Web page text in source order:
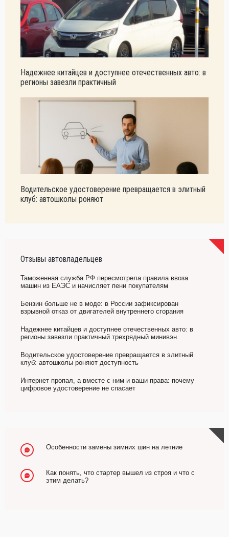
Надежнее китайцев и доступнее отечественных авто: в
регионы завезли практичный
Водительское удостоверение превращается в элитный
клуб: автошколы роняют
Отзывы автовладельцев
Таможенная служба РФ пересмотрела правила ввоза
машин из ЕАЭС и начисляет пени покупателям
Бензин больше не в моде: в России зафиксирован
взрывной отказ от двигателей внутреннего сгорания
Надежнее китайцев и доступнее отечественных авто: в
регионы завезли практичный трехрядный минивэн
Водительское удостоверение превращается в элитный
клуб: автошколы роняют доступность
Интернет пропал, а вместе с ним и ваши права: почему
цифровое удостоверение не спасает
Особенности замены зимних шин на летние
Как понять, что стартер вышел из строя и что с
этим делать?